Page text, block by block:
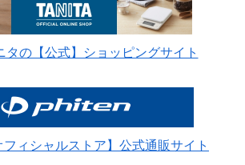
タの【公式】ショッピングサイト
フィシャルストア】公式通販サイト